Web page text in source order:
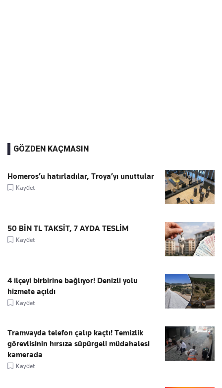
GÖZDEN KAÇMASIN
Homeros’u hatırladılar, Troya’yı unuttular
Kaydet
50 BİN TL TAKSİT, 7 AYDA TESLİM
Kaydet
4 ilçeyi birbirine bağlıyor! Denizli yolu
hizmete açıldı
Kaydet
Tramvayda telefon çalıp kaçtı! Temizlik
görevlisinin hırsıza süpürgeli müdahalesi
kamerada
Kaydet